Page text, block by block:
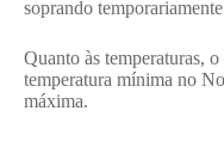
soprando
Quanto às temperaturas,
temperatura mínima no
máxima.